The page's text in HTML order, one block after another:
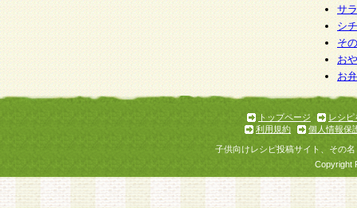
ぱくすく食堂個人情報お客様相談窓口 paku-
m
個人情報を与えることは任意ですが、個人情報
意をいただけない場合には、当社のサービスの
お問い合わせ・ご相談への対応ができない場合
サ
シ
そ
お
お
トップページ
レシピ
利用規約
個人情報保
子供向けレシピ投稿サイト、その
Copyright